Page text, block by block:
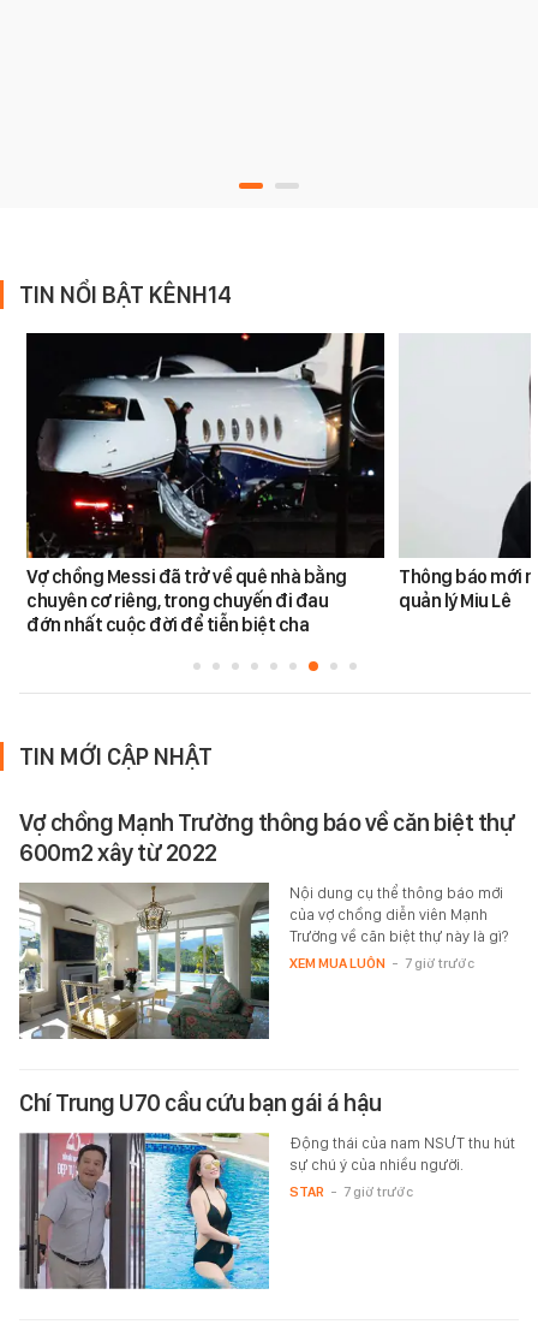
TIN NỔI BẬT KÊNH14
Vợ chồng Messi đã trở về quê nhà bằng
chuyên cơ riêng, trong chuyến đi đau
đớn nhất cuộc đời để tiễn biệt cha
Thông báo mới
quản lý Miu Lê
TIN MỚI CẬP NHẬT
Vợ chồng Mạnh Trường thông báo về căn biệt thự
600m2 xây từ 2022
Nội dung cụ thể thông báo mới
của vợ chồng diễn viên Mạnh
Trường về căn biệt thự này là gì?
XEM MUA LUÔN - 7 giờ trước
Chí Trung U70 cầu cứu bạn gái á hậu
Động thái của nam NSƯT thu hút
sự chú ý của nhiều người.
STAR - 7 giờ trước